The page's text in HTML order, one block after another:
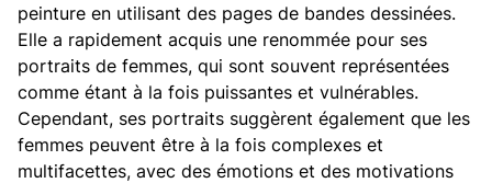
peinture en utilisant des pages de bandes dessinées.
Elle a rapidement acquis une renommée pour ses
portraits de femmes, qui sont souvent représentées
comme étant à la fois puissantes et vulnérables.
Cependant, ses portraits suggèrent également que les
femmes peuvent être à la fois complexes et
multifacettes, avec des émotions et des motivations